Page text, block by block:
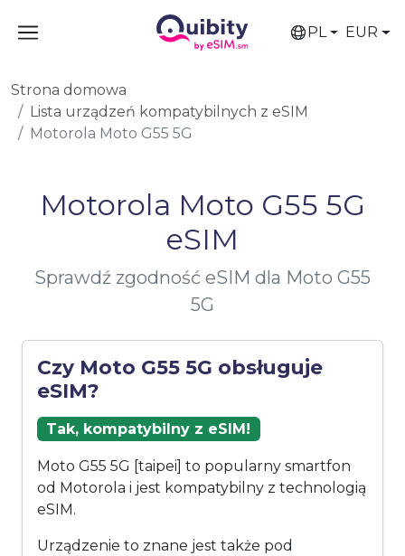
PL EUR
Strona domowa
Lista urządzeń kompatybilnych z eSIM
Motorola Moto G55 5G
Motorola Moto G55 5G
eSIM
Sprawdź zgodność eSIM dla Moto G55
5G
Czy Moto G55 5G obsługuje
eSIM?
Tak, kompatybilny z eSIM!
Moto G55 5G [taipei] to popularny smartfon
od Motorola i jest kompatybilny z technologią
eSIM.
Urządzenie to znane jest także pod